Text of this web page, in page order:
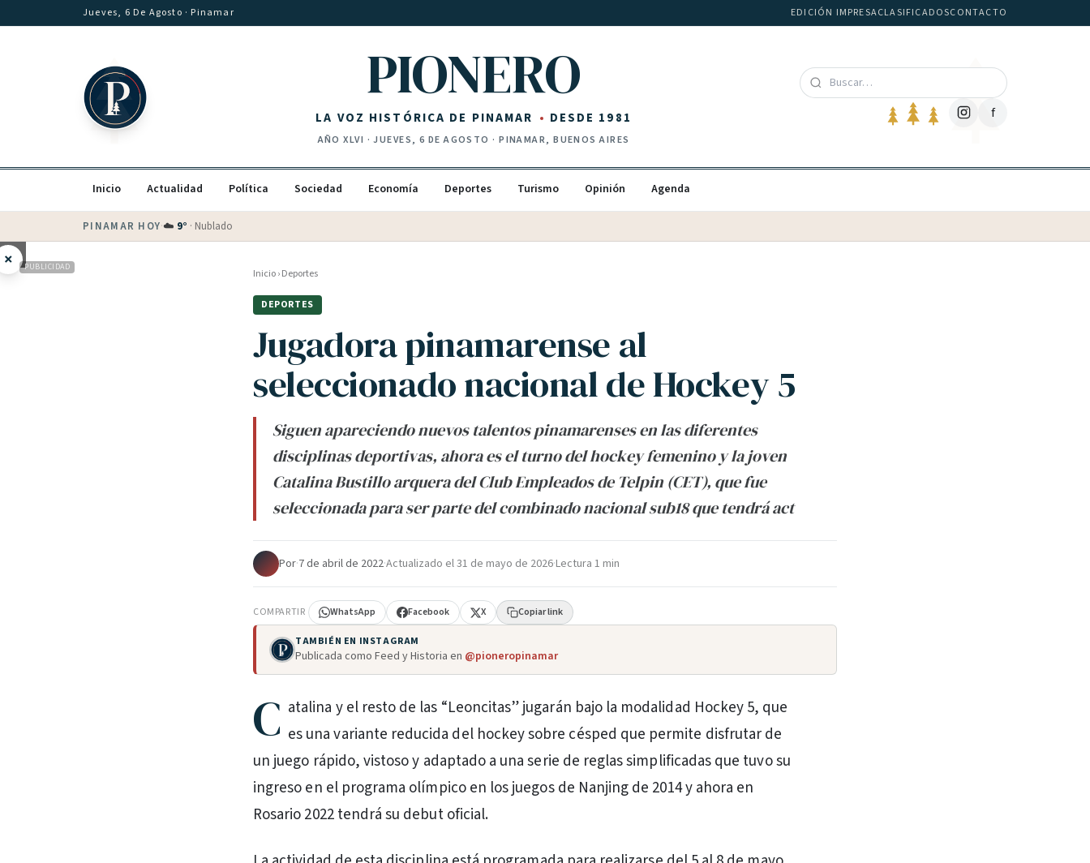
Saltar al contenidoJueves, 6 De Agosto · Pinamar EDICIÓN IMPRESACLASIFICADOSCONTACTO
PIONERO
LA VOZ HISTÓRICA DE PINAMAR DESDE 1981
AÑOXLVI ·JUEVES, 6 DE AGOSTO · PINAMAR, BUENOS AIRES
f
Inicio Actualidad Política Sociedad Economía Deportes Turismo Opinión Agenda
PINAMAR HOY·💵 Dólar blue$1530
× PUBLICIDAD Inicio›Deportes
DEPORTES
Jugadora pinamarense al
seleccionado nacional de Hockey 5
Siguen apareciendo nuevos talentos pinamarenses en las diferentes
disciplinas deportivas, ahora es el turno del hockey femenino y la joven
Catalina Bustillo arquera del Club Empleados de Telpin (CET), que fue
seleccionada para ser parte del combinado nacional sub18 que tendrá act
Por·7 de abril de 2022·Actualizado el31 de mayo de 2026·Lectura 1 min
COMPARTIR WhatsApp Facebook X Copiar link
TAMBIÉN EN INSTAGRAM
Publicada como Feed y Historia en @pioneropinamar
C atalina y el resto de las “Leoncitas” jugarán bajo la modalidad Hockey 5, que
es una variante reducida del hockey sobre césped que permite disfrutar de
un juego rápido, vistoso y adaptado a una serie de reglas simplificadas que tuvo su
ingreso en el programa olímpico en los juegos de Nanjing de 2014 y ahora en
Rosario 2022 tendrá su debut oficial.